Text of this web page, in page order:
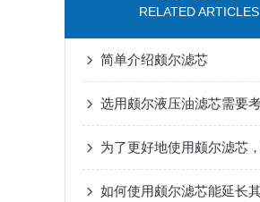
RELATED ARTICLES
简单介绍颇尔滤芯